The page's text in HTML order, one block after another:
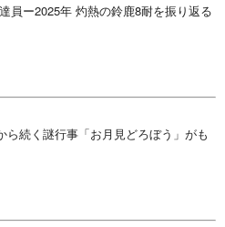
員ー2025年 灼熱の鈴鹿8耐を振り返る
続く謎行事「お月見どろぼう」がも